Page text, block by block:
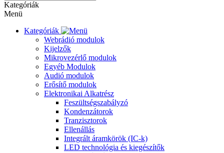
Kategóriák
Menü
Kategóriák
Webrádió modulok
Kijelzők
Mikrovezérlő modulok
Egyéb Modulok
Audió modulok
Erősítő modulok
Elektronikai Alkatrész
Feszültségszabályzó
Kondenzátorok
Tranzisztorok
Ellenállás
Integrált áramkörök (IC-k)
LED technológia és kiegészítők